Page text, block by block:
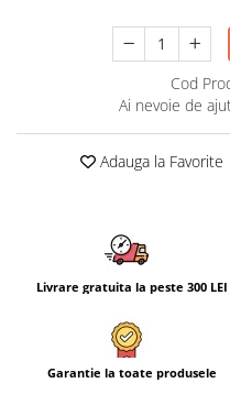
Cod
Ai nevoie de
Adauga la Favorite
Livrare gratuita la peste 300 LEI
Garantie la toate produsele